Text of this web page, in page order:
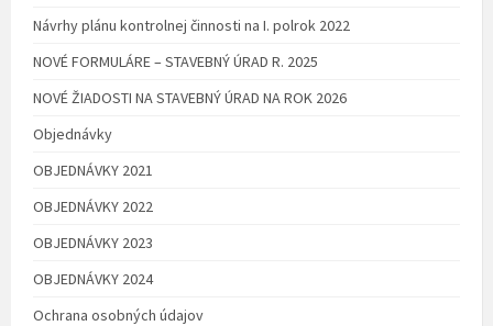
Návrhy plánu kontrolnej činnosti na I. polrok 2022
NOVÉ FORMULÁRE – STAVEBNÝ ÚRAD R. 2025
NOVÉ ŽIADOSTI NA STAVEBNÝ ÚRAD NA ROK 2026
Objednávky
OBJEDNÁVKY 2021
OBJEDNÁVKY 2022
OBJEDNÁVKY 2023
OBJEDNÁVKY 2024
Ochrana osobných údajov